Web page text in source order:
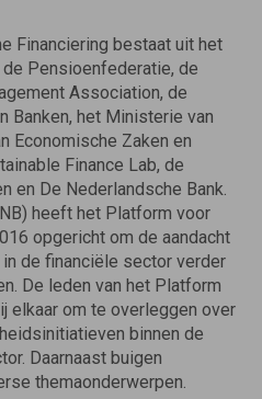
Financiering bestaat uit het
Pensioenfederatie, de
Association, de
Banken, het Ministerie van
Economische Zaken en
Finance Lab, de
en De Nederlandsche Bank.
heeft het Platform voor
opgericht om de aandacht
de financiële sector verder
De leden van het Platform
elkaar om te overleggen over
binnen de
Daarnaast buigen
themaonderwerpen.